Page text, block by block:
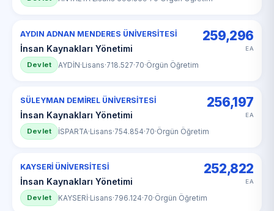
AYDIN ADNAN MENDERES ÜNİVERSİTESİ
İnsan Kaynakları Yönetimi
259,296
EA
Devlet AYDİN·Lisans·718.527·70·Örgün Öğretim
SÜLEYMAN DEMİREL ÜNİVERSİTESİ
İnsan Kaynakları Yönetimi
256,197
EA
Devlet İSPARTA·Lisans·754.854·70·Örgün Öğretim
KAYSERİ ÜNİVERSİTESİ
İnsan Kaynakları Yönetimi
252,822
EA
Devlet KAYSERİ·Lisans·796.124·70·Örgün Öğretim